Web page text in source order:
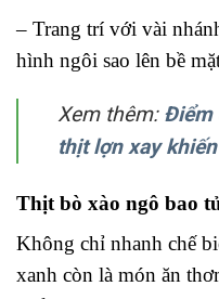
– Trang trí với vài
hình ngôi sao lên bề
Xem thêm: Điểm
thịt lợn xay
Thịt bò xào ngô bao
Không chỉ nhanh chế
xanh còn là món ăn